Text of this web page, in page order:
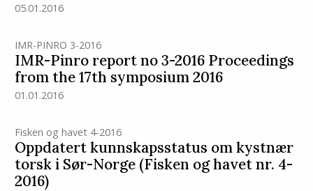
05.01.2016
IMR-PINRO 3-2016
IMR-Pinro report no 3-2016 Proceedings
from the 17th symposium 2016
01.01.2016
Fisken og havet 4-2016
Oppdatert kunnskapsstatus om kystnær
torsk i Sør-Norge (Fisken og havet nr. 4-
2016)